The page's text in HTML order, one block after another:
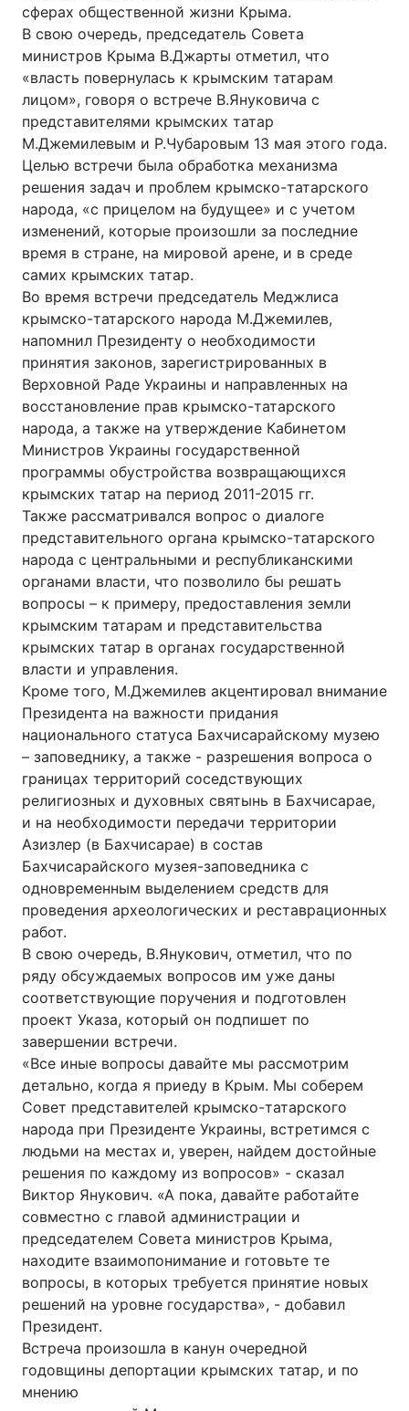
сферах общественной жизни Крыма.
В свою очередь, председатель Совета
министров Крыма В.Джарты отметил, что
«власть повернулась к крымским татарам
лицом», говоря о встрече В.Януковича с
представителями крымских татар
М.Джемилевым и Р.Чубаровым 13 мая этого года.
Целью встречи была обработка механизма
решения задач и проблем крымско-татарского
народа, «с прицелом на будущее» и с учетом
изменений, которые произошли за последние
время в стране, на мировой арене, и в среде
самих крымских татар.
Во время встречи председатель Меджлиса
крымско-татарского народа М.Джемилев,
напомнил Президенту о необходимости
принятия законов, зарегистрированных в
Верховной Раде Украины и направленных на
восстановление прав крымско-татарского
народа, а также на утверждение Кабинетом
Министров Украины государственной
программы обустройства возвращающихся
крымских татар на период 2011-2015 гг.
Также рассматривался вопрос о диалоге
представительного органа крымско-татарского
народа с центральными и республиканскими
органами власти, что позволило бы решать
вопросы – к примеру, предоставления земли
крымским татарам и представительства
крымских татар в органах государственной
власти и управления.
Кроме того, М.Джемилев акцентировал внимание
Президента на важности придания
национального статуса Бахчисарайскому музею
– заповеднику, а также - разрешения вопроса о
границах территорий соседствующих
религиозных и духовных святынь в Бахчисарае,
и на необходимости передачи территории
Азизлер (в Бахчисарае) в состав
Бахчисарайского музея-заповедника с
одновременным выделением средств для
проведения археологических и реставрационных
работ.
В свою очередь, В.Янукович, отметил, что по
ряду обсуждаемых вопросов им уже даны
соответствующие поручения и подготовлен
проект Указа, который он подпишет по
завершении встречи.
«Все иные вопросы давайте мы рассмотрим
детально, когда я приеду в Крым. Мы соберем
Совет представителей крымско-татарского
народа при Президенте Украины, встретимся с
людьми на местах и, уверен, найдем достойные
решения по каждому из вопросов» - сказал
Виктор Янукович. «А пока, давайте работайте
совместно с главой администрации и
председателем Совета министров Крыма,
находите взаимопонимание и готовьте те
вопросы, в которых требуется принятие новых
решений на уровне государства», - добавил
Президент.
Встреча произошла в канун очередной
годовщины депортации крымских татар, и по
мнению